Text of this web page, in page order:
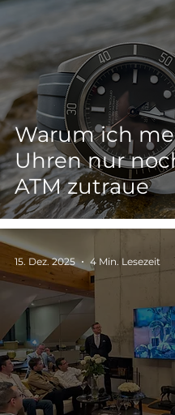
Warum ich
Uhren nur
ATM zutraue
15. Dez. 2025 4 Min. Lesezeit